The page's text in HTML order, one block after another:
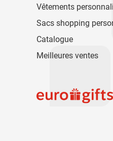
Vêtements
Sacs shopping
Catalogue
Meilleures ventes